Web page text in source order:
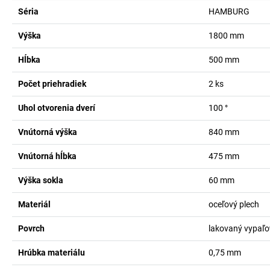
Séria HAMBURG
Výška 1800 mm
Hĺbka 500 mm
Počet priehradiek 2 ks
Uhol otvorenia dverí 100 °
Vnútorná výška 840 mm
Vnútorná hĺbka 475 mm
Výška sokla 60 mm
Materiál oceľový plech
Povrch lakovaný
Hrúbka materiálu 0,75 mm